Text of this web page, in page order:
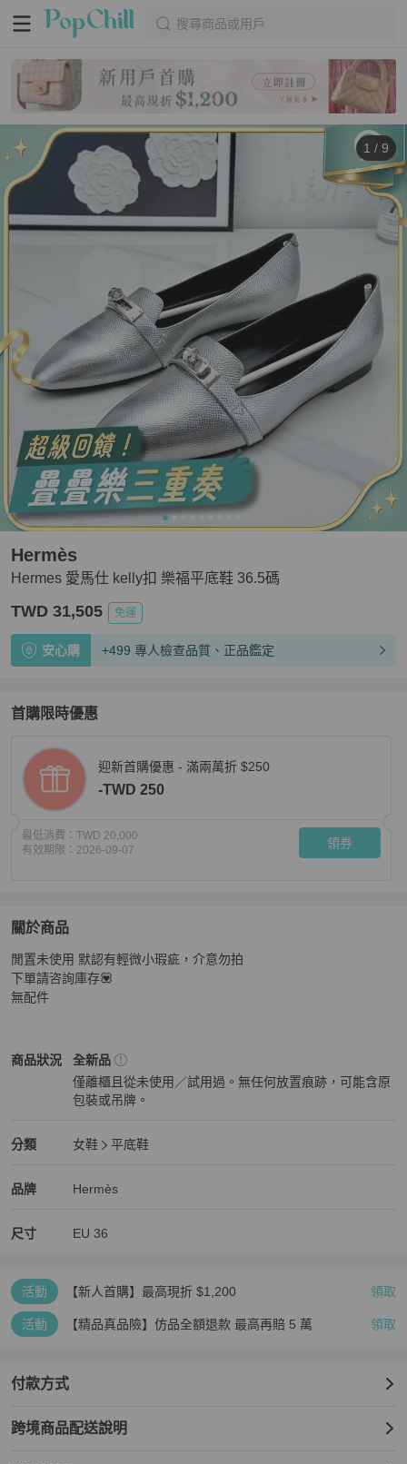
搜尋商品或用戶
1 / 9
Hermes 愛馬仕 kelly扣 樂福平底鞋 36.5碼
Hermès
TWD 31,505 免運
安心購 +499 專人檢查品質、正品鑑定
首購限時優惠
迎新首購優惠 - 滿兩萬折 $250
-TWD 250
最低消費： TWD 20,000
有效期限： 2026-09-07 領券
關於商品
關於Hermes 愛馬仕 kelly扣 樂福平底鞋 36.5碼
閒置未使用 默認有輕微小瑕疵，介意勿拍
下單請咨詢庫存💟
無配件
商品狀況
Hermès女鞋商品狀態與細節
全新品
僅離櫃且從未使用／試用過。無任何放置痕跡，可能含原
包裝或吊牌。
分類
Hermès 女鞋分類資訊
女鞋
平底鞋
品牌
Hermès 精品女鞋品牌介紹
Hermès
Hermès 推薦清單
尺寸 EU 36
活動 【新人首購】最高現折 $1,200 領取
活動 【精品真品險】仿品全額退款 最高再賠 5 萬 領取
付款方式
跨境商品配送說明